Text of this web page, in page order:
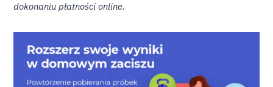
dokonaniu płatności online.